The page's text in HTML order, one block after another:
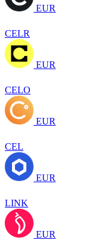
EUR
CELR
EUR
CELO
EUR
CEL
EUR
LINK
EUR